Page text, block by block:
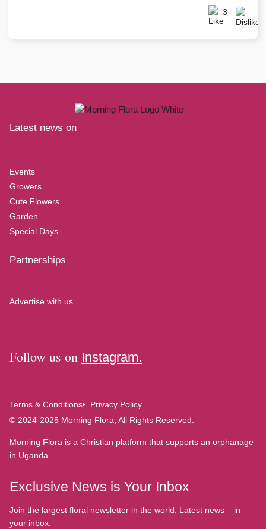
3
Latest news on
Events
Growers
Cute Flowers
Garden
Special Days
Partnerships
Advertise with us.
Follow us on Instagram.
Terms & Conditions
Privacy Policy
© 2024-2025 Morning Flora, All Rights Reserved.
Morning Flora is a Christian platform that supports an orphanage
in Uganda.
Exclusive News is Your Inbox
Join the largest floral newsletter in the world. Latest news – in
your inbox.